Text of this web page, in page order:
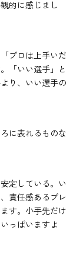
的に感じまし
プロは上手いだ
「いい選手」と
り、いい選手の
に表れるものな
定している。い
責任感あるプレ
す。小手先だけ
っぱいますよ